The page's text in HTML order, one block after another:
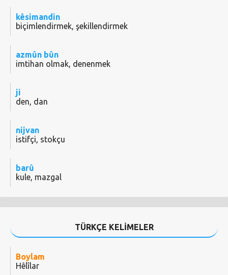
kêsimandin
biçimlendirmek, şekillendirmek
azmûn bûn
imtihan olmak, denenmek
ji
den, dan
nijvan
istifçi, stokçu
barû
kule, mazgal
TÜRKÇE KELİMELER
Boylam
Hêlîlar